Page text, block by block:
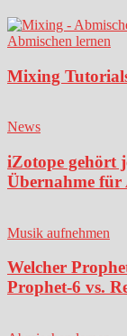
Abmischen lernen
Mixing
News
iZotope gehört
Übernahme für
Musik aufnehmen
Welcher
Prophet-6 vs.